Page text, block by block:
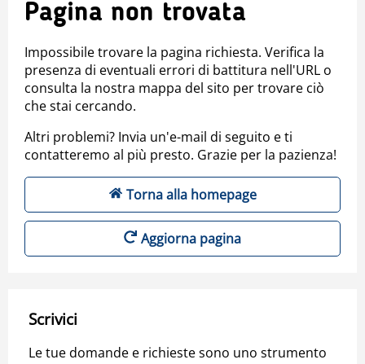
Pagina non trovata
Impossibile trovare la pagina richiesta. Verifica la
presenza di eventuali errori di battitura nell'URL o
consulta la nostra mappa del sito per trovare ciò
che stai cercando.
Altri problemi? Invia un'e-mail di seguito e ti
contatteremo al più presto. Grazie per la pazienza!
Torna alla homepage
Aggiorna pagina
Scrivici
Le tue domande e richieste sono uno strumento